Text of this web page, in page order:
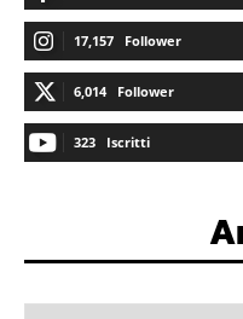
17,157 Follower
6,014 Follower
323 Iscritti